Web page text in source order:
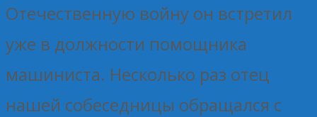
Отечественную войну он встретил
уже в должности помощника
машиниста. Несколько раз отец
нашей собеседницы обращался с